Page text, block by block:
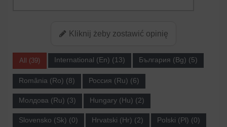
Kliknij żeby zostawić opinię
All (39) International (En) (13) България (Bg) (5)
România (Ro) (8) Россия (Ru) (6)
Молдова (Ru) (3) Hungary (Hu) (2)
Slovensko (Sk) (0) Hrvatski (Hr) (2) Polski (Pl) (0)